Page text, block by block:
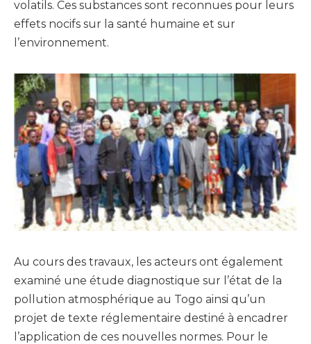
volatils. Ces substances sont reconnues pour leurs
effets nocifs sur la santé humaine et sur
l’environnement.
Au cours des travaux, les acteurs ont également
examiné une étude diagnostique sur l’état de la
pollution atmosphérique au Togo ainsi qu’un
projet de texte réglementaire destiné à encadrer
l’application de ces nouvelles normes. Pour le